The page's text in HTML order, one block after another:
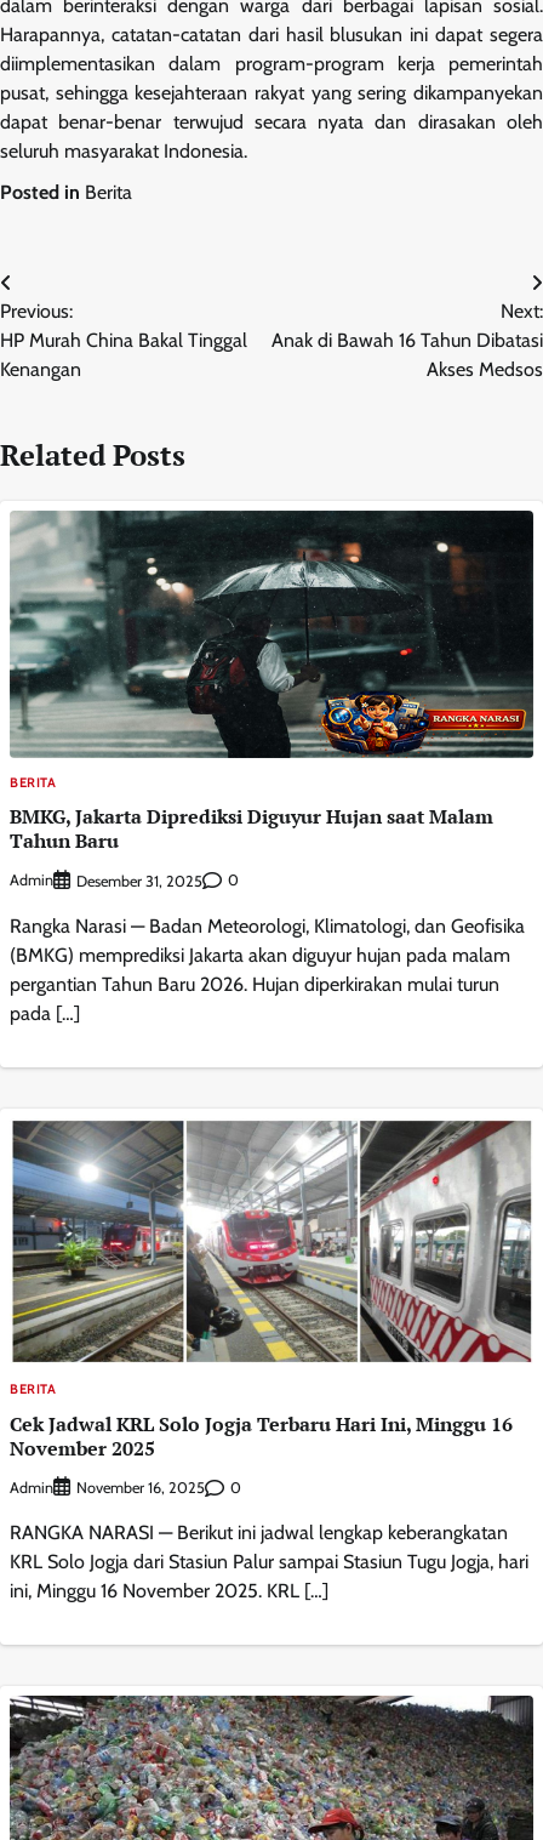
dalam berinteraksi dengan warga dari berbagai lapisan sosial.
Harapannya, catatan-catatan dari hasil blusukan ini dapat segera
diimplementasikan dalam program-program kerja pemerintah
pusat, sehingga kesejahteraan rakyat yang sering dikampanyekan
dapat benar-benar terwujud secara nyata dan dirasakan oleh
seluruh masyarakat Indonesia.
Posted in Berita
Navigasi
pos
Previous:
HP Murah China Bakal Tinggal
Kenangan
Next:
Anak di Bawah 16 Tahun Dibatasi
Akses Medsos
Related Posts
BERITA
BMKG, Jakarta Diprediksi Diguyur Hujan saat Malam
Tahun Baru
Admin Desember 31, 2025 0
Rangka Narasi — Badan Meteorologi, Klimatologi, dan Geofisika
(BMKG) memprediksi Jakarta akan diguyur hujan pada malam
pergantian Tahun Baru 2026. Hujan diperkirakan mulai turun
pada […]
BERITA
Cek Jadwal KRL Solo Jogja Terbaru Hari Ini, Minggu 16
November 2025
Admin November 16, 2025 0
RANGKA NARASI — Berikut ini jadwal lengkap keberangkatan
KRL Solo Jogja dari Stasiun Palur sampai Stasiun Tugu Jogja, hari
ini, Minggu 16 November 2025. KRL […]